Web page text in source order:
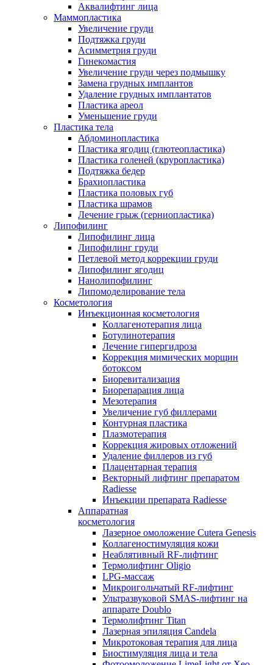
Аквалифтинг лица
Маммопластика
Увеличение груди
Подтяжка груди
Асимметрия груди
Гинекомастия
Увеличение груди через подмышку
Замена грудных имплантов
Удаление грудных имплантатов
Пластика ареол
Уменьшение груди
Пластика тела
Абдоминопластика
Пластика ягодиц (глютеопластика)
Пластика голеней (круропластика)
Подтяжка бедер
Брахиопластика
Пластика половых губ
Пластика шрамов
Лечение грыж (герниопластика)
Липофилинг
Липофилинг лица
Липофилинг груди
Петлевой метод коррекции груди
Липофилинг ягодиц
Нанолипофилинг
Липомоделирование тела
Косметология
Инъекционная косметология
Коллагенотерапия лица
Ботулинотерапия
Лечение гипергидроза
Коррекция мимических морщин
ботоксом
Биоревитализация
Биорепарация лица
Мезотерапия
Увеличение губ филлерами
Контурная пластика
Плазмотерапия
Коррекция жировых отложений
Удаление филлеров из губ
Плацентарная терапия
Векторный лифтинг препаратом
Radiesse
Инъекции препарата Radiesse
Аппаратная
косметология
Лазерное омоложение Cutera Genesis
Коллагеностимуляция кожи
Неаблятивный RF-лифтинг
Термолифтинг Oligio
LPG-массаж
Микроигольчатый RF-лифтинг
Ультразвуковой SMAS-лифтинг на
аппарате Doublo
Термолифтинг Titan
Лазерная эпиляция Сandela
Микротоковая терапия для лица
Биостимуляция лица и тела